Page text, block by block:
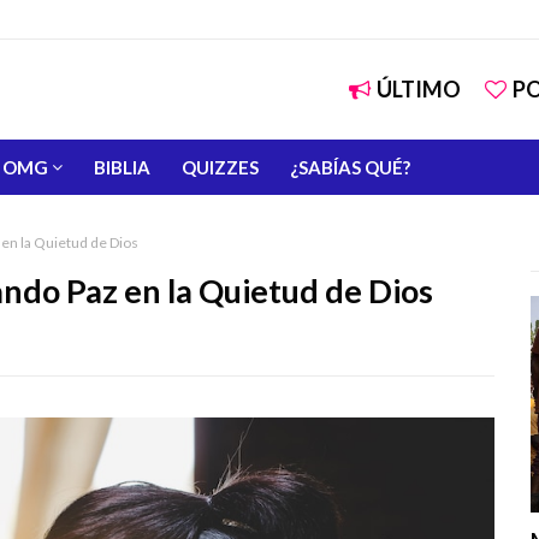
ÚLTIMO
OMG BIBLIA QUIZZES ¿SABÍAS QUÉ?
la Quietud de Dios
Paz en la Quietud de Dios